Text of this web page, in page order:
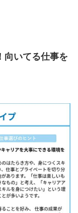
向いてる仕事を